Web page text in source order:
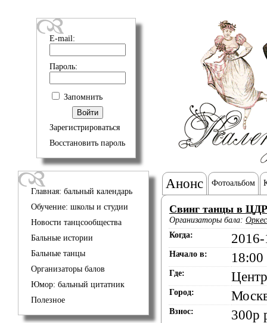
E-mail:
Пароль:
Запомнить
Зарегистрироваться
Восстановить пароль
Главная: бальный календарь
Обучение: школы и студии
Новости танцсообщества
Бальные истории
Бальные танцы
Организаторы балов
Юмор: бальный цитатник
Полезное
Анонс Фотоальбом
Свинг танцы в
Организаторы бала:
Когда:
Начало в: 18:00
Где:
Город:
Взнос: 300р